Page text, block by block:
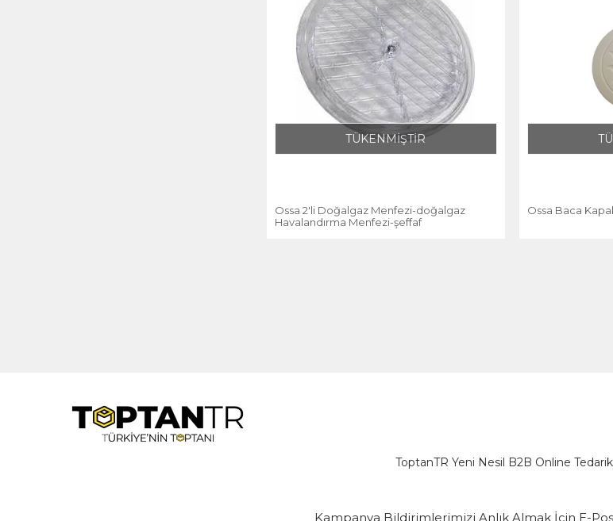
TÜKENMİŞTİR
Ossa 2'li Doğalgaz Menfezi-doğalgaz
Havalandırma Menfezi-şeffaf
Ossa Baca
ToptanTR Yeni Nesil B2B Online
Kampanya Bildirimlerimizi Anlık Almak İçin E-